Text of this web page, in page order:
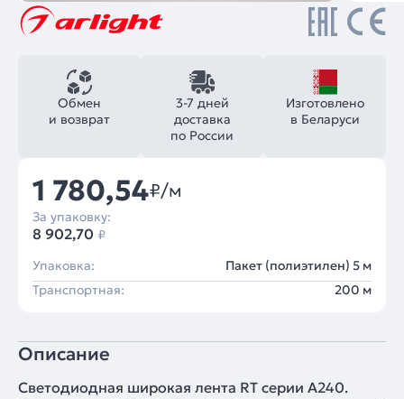
3-7 дней
доставка
по России
Обмен
и возврат
Изготовлено
в Беларуси
1 780,54₽/м
За упаковку:
8 902,70 ₽
Упаковка:
Пакет (полиэтилен) 5 м
Транспортная:
200 м
Описание
Светодиодная широкая лента RT серии A240.